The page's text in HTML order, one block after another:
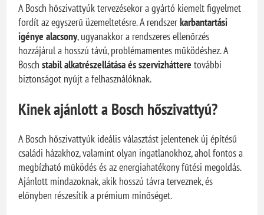
A Bosch hőszivattyúk tervezésekor a gyártó kiemelt figyelmet
fordít az egyszerű üzemeltetésre. A rendszerkarbantartási
igénye alacsony, ugyanakkor a rendszeres ellenőrzés
hozzájárul a hosszú távú, problémamentes működéshez. A
Boschstabil alkatrészellátása és szervizháttere további
biztonságot nyújt a felhasználóknak.
Kinek ajánlott a Bosch hőszivattyú?
A Bosch hőszivattyúk ideális választást jelentenek új építésű
családi házakhoz, valamint olyan ingatlanokhoz, ahol fontos a
megbízható működés és az energiahatékony fűtési megoldás.
Ajánlott mindazoknak, akik hosszú távra terveznek, és
előnyben részesítik a prémium minőséget.